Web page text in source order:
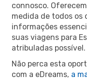
connosco.
medida de todos os
informações
suas viagens para
atribuladas possível.
Não perca esta
com a eDreams, a